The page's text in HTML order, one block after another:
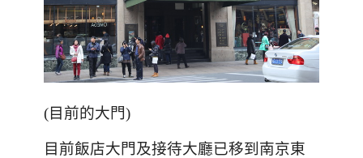
(目前的大門)
目前飯店大門及接待大廳已移到南京東